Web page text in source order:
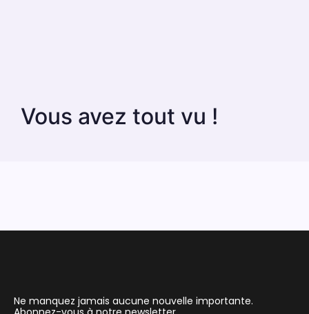
Vous avez tout vu !
Ne manquez jamais aucune nouvelle importante.